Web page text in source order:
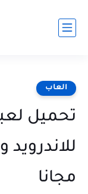
العاب
مجانا